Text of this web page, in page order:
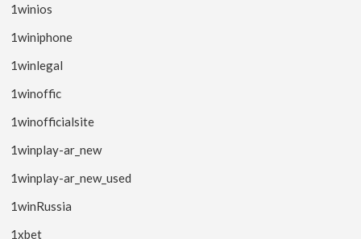
1winios
1winiphone
1winlegal
1winoffic
1winofficialsite
1winplay-ar_new
1winplay-ar_new_used
1winRussia
1xbet